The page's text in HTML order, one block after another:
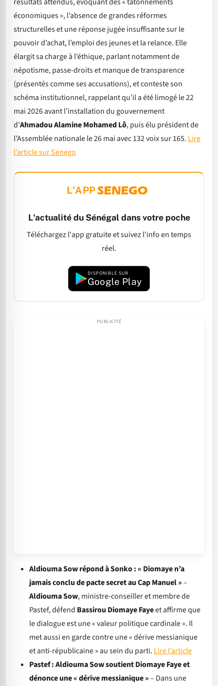
économiques », l’absence de grandes réformes
structurelles et une réponse jugée insuffisante sur le
pouvoir d’achat, l’emploi des jeunes et la relance. Elle
élargit sa charge à l’éthique, parlant notamment de
népotisme, passe-droits et manque de transparence
(présentés comme ses accusations), et conteste son
schéma institutionnel, rappelant qu’il a été limogé le 22
mai 2026 avant l’installation du gouvernement
d’Ahmadou Alamine Mohamed Lô, puis élu président de
l’Assemblée nationale le 26 mai avec 132 voix sur 165. Lire
l’article sur Senego
L'APP
L'actualité du Sénégal dans votre poche
Téléchargez l'app gratuite et suivez l'info en temps
réel.
DISPONIBLE SUR
Google Play
Aldiouma Sow répond à Sonko : « Diomaye n’a
jamais conclu de pacte secret au Cap Manuel »–
Aldiouma Sow, ministre-conseiller et membre de
Pastef, défend Bassirou Diomaye Fayeet affirme que
le dialogue est une « valeur politique cardinale ». Il
met aussi en garde contre une « dérive messianique
et anti-républicaine » au sein du parti. Lire l’article
Pastef : Aldiouma Sow soutient Diomaye Faye et
dénonce une « dérive messianique »– Dans une